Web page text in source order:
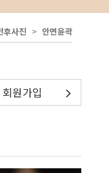
후사진 안면윤곽
회원가입